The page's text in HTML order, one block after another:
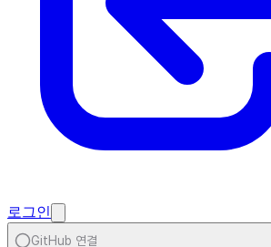
로그인
GitHub 연결